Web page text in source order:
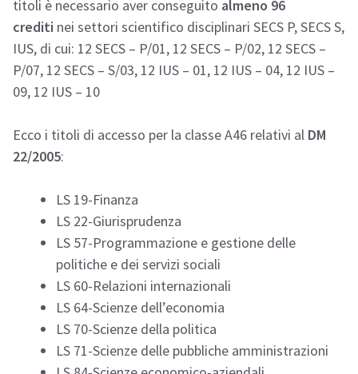
titoli è necessario aver conseguito almeno 96
crediti nei settori scientifico disciplinari SECS P, SECS S,
IUS, di cui: 12 SECS – P/01, 12 SECS – P/02, 12 SECS –
P/07, 12 SECS – S/03, 12 IUS – 01, 12 IUS – 04, 12 IUS –
09, 12 IUS – 10
Ecco i titoli di accesso per la classe A46 relativi al DM
22/2005:
LS 19-Finanza
LS 22-Giurisprudenza
LS 57-Programmazione e gestione delle
politiche e dei servizi sociali
LS 60-Relazioni internazionali
LS 64-Scienze dell’economia
LS 70-Scienze della politica
LS 71-Scienze delle pubbliche amministrazioni